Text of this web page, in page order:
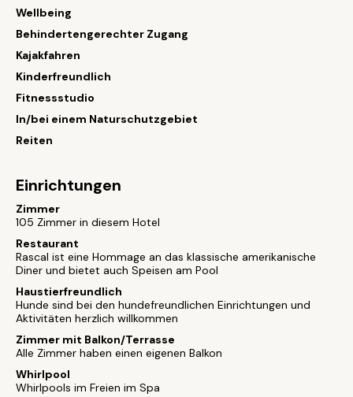
Wellbeing
Behindertengerechter Zugang
Kajakfahren
Kinderfreundlich
Fitnessstudio
In/bei einem Naturschutzgebiet
Reiten
Einrichtungen
Zimmer
105 Zimmer in diesem Hotel
Restaurant
Rascal ist eine Hommage an das klassische amerikanische
Diner und bietet auch Speisen am Pool
Haustierfreundlich
Hunde sind bei den hundefreundlichen Einrichtungen und
Aktivitäten herzlich willkommen
Zimmer mit Balkon/Terrasse
Alle Zimmer haben einen eigenen Balkon
Whirlpool
Whirlpools im Freien im Spa